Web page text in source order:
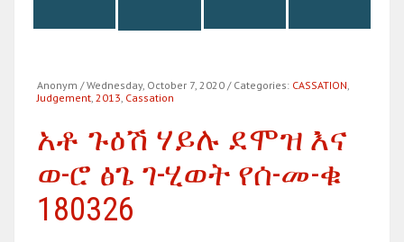
Anonym / Wednesday, October 7, 2020 / Categories: CASSATION,
Judgement, 2013, Cassation
አቶ ጉዕሽ ሃይሉ ደሞዝ እና
ወ-ሮ ፅጌ ገ-ሂወት የሰ-መ-ቁ
180326